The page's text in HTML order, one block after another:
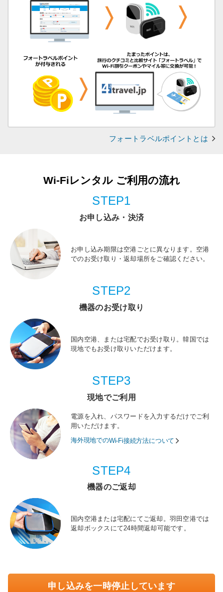
フォートラベルポイントとは
Wi-Fiレンタル ご利用の流れ
STEP1
お申し込み・決済
お申し込み期限は空港ごとに異なります。空港
でのお受け取り・返却場所をご確認ください。
STEP2
機器のお受け取り
国内空港、または宅配でお受け取り。韓国では
現地でもお受け取りいただけます。
STEP3
現地でご利用
電源を入れ、パスワードを入力するだけでご利
用いただけます。
海外現地でのWi-Fi接続方法について
STEP4
機器のご返却
国内空港または宅配にてご返却。羽田空港では
返却ボックスにて24時間返却可能です。
申し込みを一時停止しています